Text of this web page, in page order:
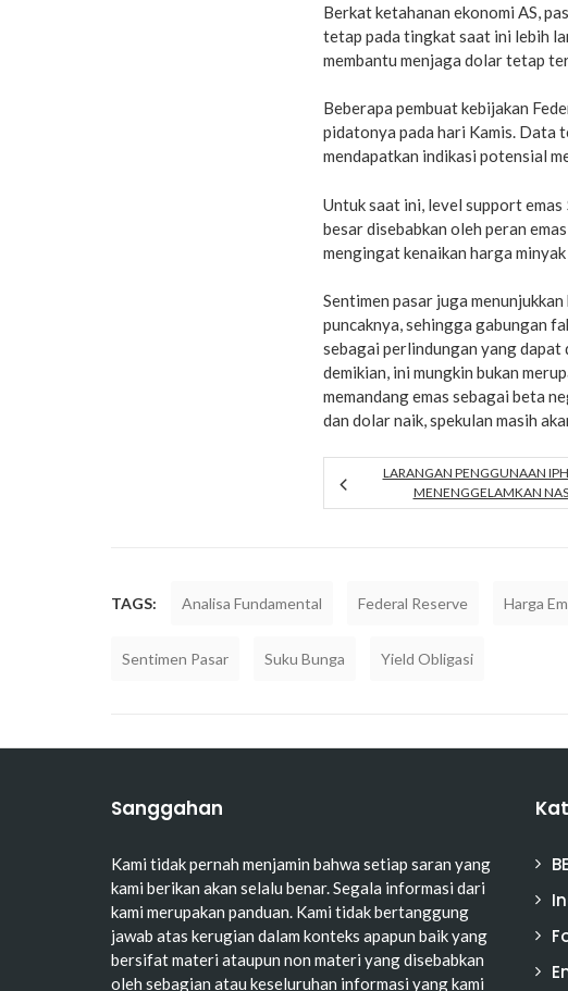
Berkat ketahanan ekonomi AS,
tetap pada tingkat saat ini lebih
membantu menjaga dolar tetap
Beberapa pembuat kebijakan
pidatonya pada hari Kamis. Data
mendapatkan indikasi potensial
Untuk saat ini, level support
besar disebabkan oleh peran
mengingat kenaikan harga
Sentimen pasar juga
puncaknya, sehingga gabungan
sebagai perlindungan yang dapat
demikian, ini mungkin bukan
memandang emas sebagai beta
dan dolar naik, spekulan masih
LARANGAN PENGGUNAAN
MENENGGELAMKAN
TAGS: Analisa Fundamental Federal Reserve Harga
Sentimen Pasar Suku Bunga Yield Obligasi
Sanggahan
Kami tidak pernah menjamin bahwa setiap saran yang
kami berikan akan selalu benar. Segala informasi dari
kami merupakan panduan. Kami tidak bertanggung
jawab atas kerugian dalam konteks apapun baik yang
bersifat materi ataupun non materi yang disebabkan
oleh sebagian atau keseluruhan informasi yang kami